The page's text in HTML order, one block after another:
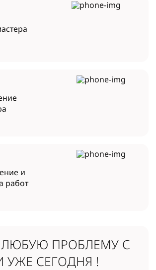
и
работ
ПРОБЛЕМУ С
УЖЕ СЕГОДНЯ !